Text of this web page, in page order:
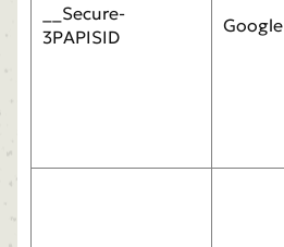
__Secure-
3PAPISID
Google